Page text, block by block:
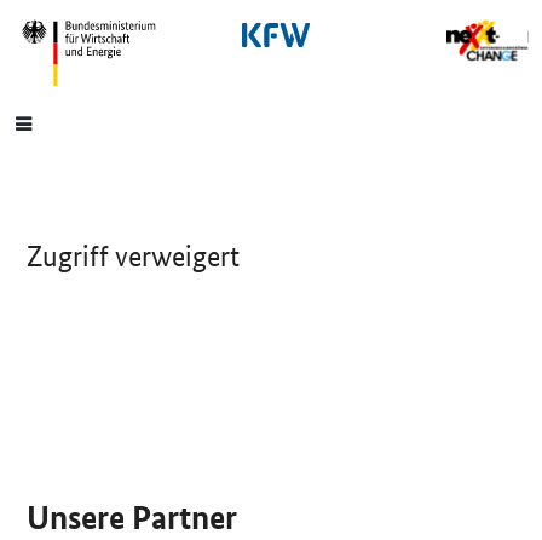
SrOnlyNavigation
Hauptmenü
Zugriff verweigert
Unsere Partner